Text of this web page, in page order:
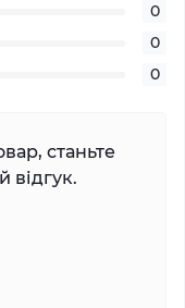
0
0
0
станьте
відгук.